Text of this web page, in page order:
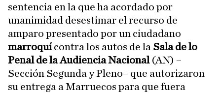
sentencia en la que ha acordado por
unanimidad desestimar el recurso de
amparo presentado por un ciudadano
marroquí contra los autos de la Sala de lo
Penal de la Audiencia Nacional (AN) –
Sección Segunda y Pleno– que autorizaron
su entrega a Marruecos para que fuera